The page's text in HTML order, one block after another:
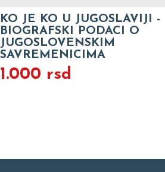
KO JE KO U JUGOSLAVIJI -
BIOGRAFSKI PODACI O
JUGOSLOVENSKIM
SAVREMENICIMA
1.000 rsd